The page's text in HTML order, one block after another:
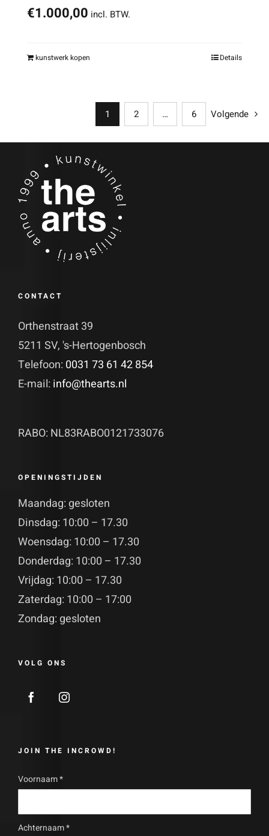
€1.000,00 incl. BTW.
kunstwerk kopen Details
1 2 … 6 Volgende
CONTACT
Orthenstraat 39
5211 SV, 's-Hertogenbosch
Telefoon: 0031 73 61 42 854
E-mail: info@thearts.nl
RABO: NL83RABO0121733076
OPENINGSTIJDEN
Maandag: gesloten
Dinsdag: 10:00 – 17.30
Woensdag: 10:00 – 17.30
Donderdag: 10:00 – 17.30
Vrijdag: 10:00 – 17.30
Zaterdag: 10:00 – 17:00
Zondag: gesloten
VOLG ONS
JOIN THE INCROWD!
Voornaam*
Achternaam*